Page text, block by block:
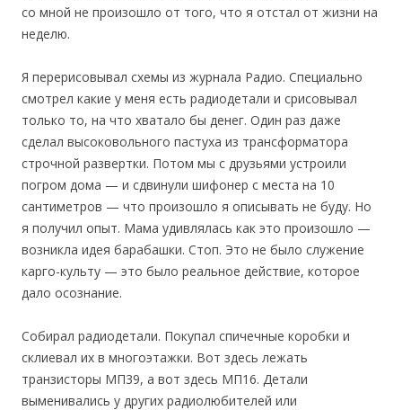
со мной не произошло от того, что я отстал от жизни на
неделю.
Я перерисовывал схемы из журнала Радио. Специально
смотрел какие у меня есть радиодетали и срисовывал
только то, на что хватало бы денег. Один раз даже
сделал высоковольного пастуха из трансформатора
строчной развертки. Потом мы с друзьями устроили
погром дома — и сдвинули шифонер с места на 10
сантиметров — что произошло я описывать не буду. Но
я получил опыт. Мама удивлялась как это произошло —
возникла идея барабашки. Стоп. Это не было служение
карго-культу — это было реальное действие, которое
дало осознание.
Собирал радиодетали. Покупал спичечные коробки и
склиевал их в многоэтажки. Вот здесь лежать
транзисторы МП39, а вот здесь МП16. Детали
выменивались у других радиолюбителей или